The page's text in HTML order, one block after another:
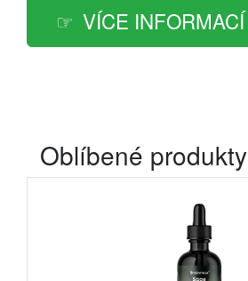
VÍCE INFORMACÍ
Oblíbené produkty